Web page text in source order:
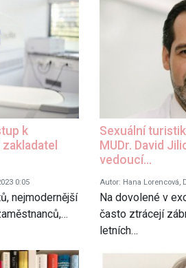
k
0:05
nejmodernější
Sexuální
MUDr. David
vedoucí…
Autor: Hana Lorencová,
Na dovolené v
často ztrácejí
letních…